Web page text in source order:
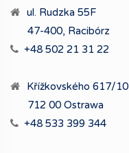
ul. Rudzka 55F
47-400, Racibórz
+48 502 21 31 22
Křížkovského 617/10
712 00 Ostrawa
+48 533 399 344